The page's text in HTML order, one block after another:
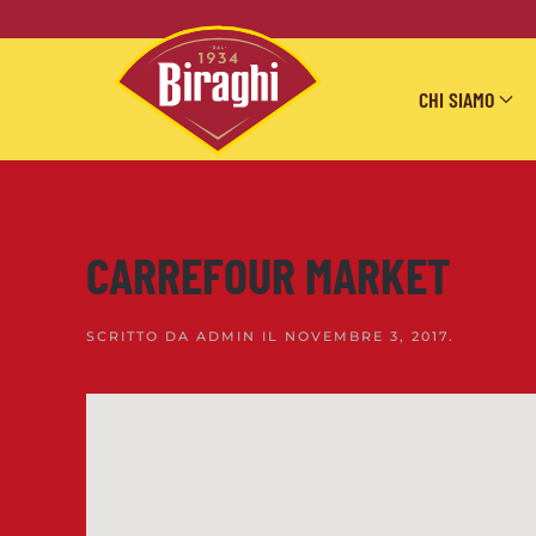
Skip to main content
CHI SIAMO
CARREFOUR MARKET
SCRITTO DA ADMIN IL NOVEMBRE 3, 2017.